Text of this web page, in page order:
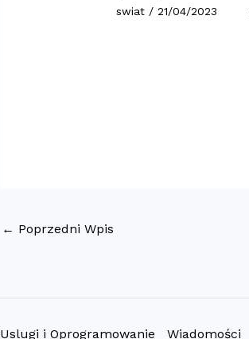
swiat /21/04/2023
← Poprzedni Wpis
Uslugi i Oprogramowanie Wiadomości